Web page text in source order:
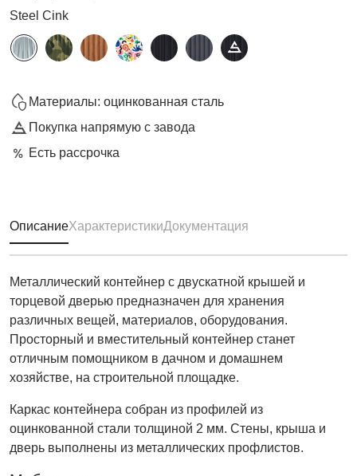
Steel Cink
Материалы: оцинкованная сталь
Покупка напрямую с завода
Есть рассрочка
ОписаниеХарактеристикиДокументация
Металлический контейнер с двускатной крышей и
торцевой дверью предназначен для хранения
различных вещей, материалов, оборудования.
Просторный и вместительный контейнер станет
отличным помощником в дачном и домашнем
хозяйстве, на строительной площадке.
Каркас контейнера собран из профилей из
оцинкованной стали толщиной 2 мм. Стены, крыша и
дверь выполнены из металлических профлистов.